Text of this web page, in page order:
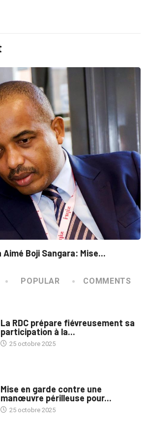
Boji Sangara: Mise...
POPULAR COMMENTS
La RDC prépare fiévreusement sa
participation à la...
25 octobre 2025
Mise en garde contre une
manœuvre périlleuse pour...
25 octobre 2025